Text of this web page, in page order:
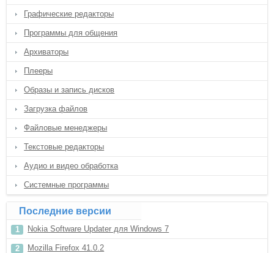
Графические редакторы
Программы для общения
Архиваторы
Плееры
Образы и запись дисков
Загрузка файлов
Файловые менеджеры
Текстовые редакторы
Аудио и видео обработка
Системные программы
Последние версии
Nokia Software Updater для Windows 7
Mozilla Firefox 41.0.2